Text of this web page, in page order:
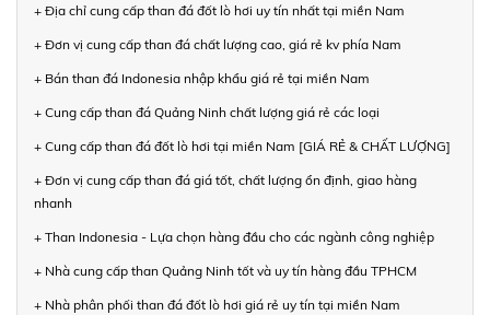
+ Địa chỉ cung cấp than đá đốt lò hơi uy tín nhất tại miền Nam
+ Đơn vị cung cấp than đá chất lượng cao, giá rẻ kv phía Nam
+ Bán than đá Indonesia nhập khẩu giá rẻ tại miền Nam
+ Cung cấp than đá Quảng Ninh chất lượng giá rẻ các loại
+ Cung cấp than đá đốt lò hơi tại miền Nam [GIÁ RẺ & CHẤT LƯỢNG]
+ Đơn vị cung cấp than đá giá tốt, chất lượng ổn định, giao hàng
nhanh
+ Than Indonesia - Lựa chọn hàng đầu cho các ngành công nghiệp
+ Nhà cung cấp than Quảng Ninh tốt và uy tín hàng đầu TPHCM
+ Nhà phân phối than đá đốt lò hơi giá rẻ uy tín tại miền Nam